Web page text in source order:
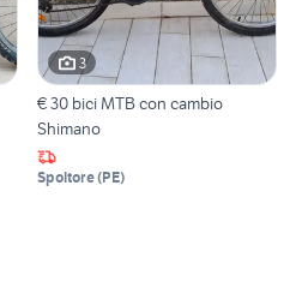
3
€ 30 bici MTB con cambio
Shimano
Spoltore(PE)